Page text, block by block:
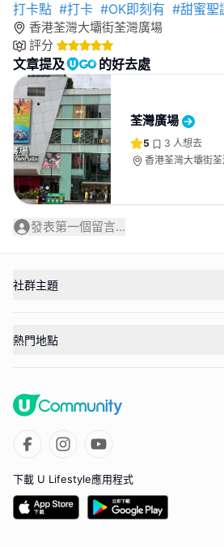
打卡點 #打卡 #OK即刻有 #甜蜜聖
香港荃灣大壩街荃灣廣場
評分
文章提及 的好去處
荃灣廣場
5 3 人想去
香港荃灣大壩街
發表第一個留言...
社群主題
熱門地點
下載 U Lifestyle應用程式